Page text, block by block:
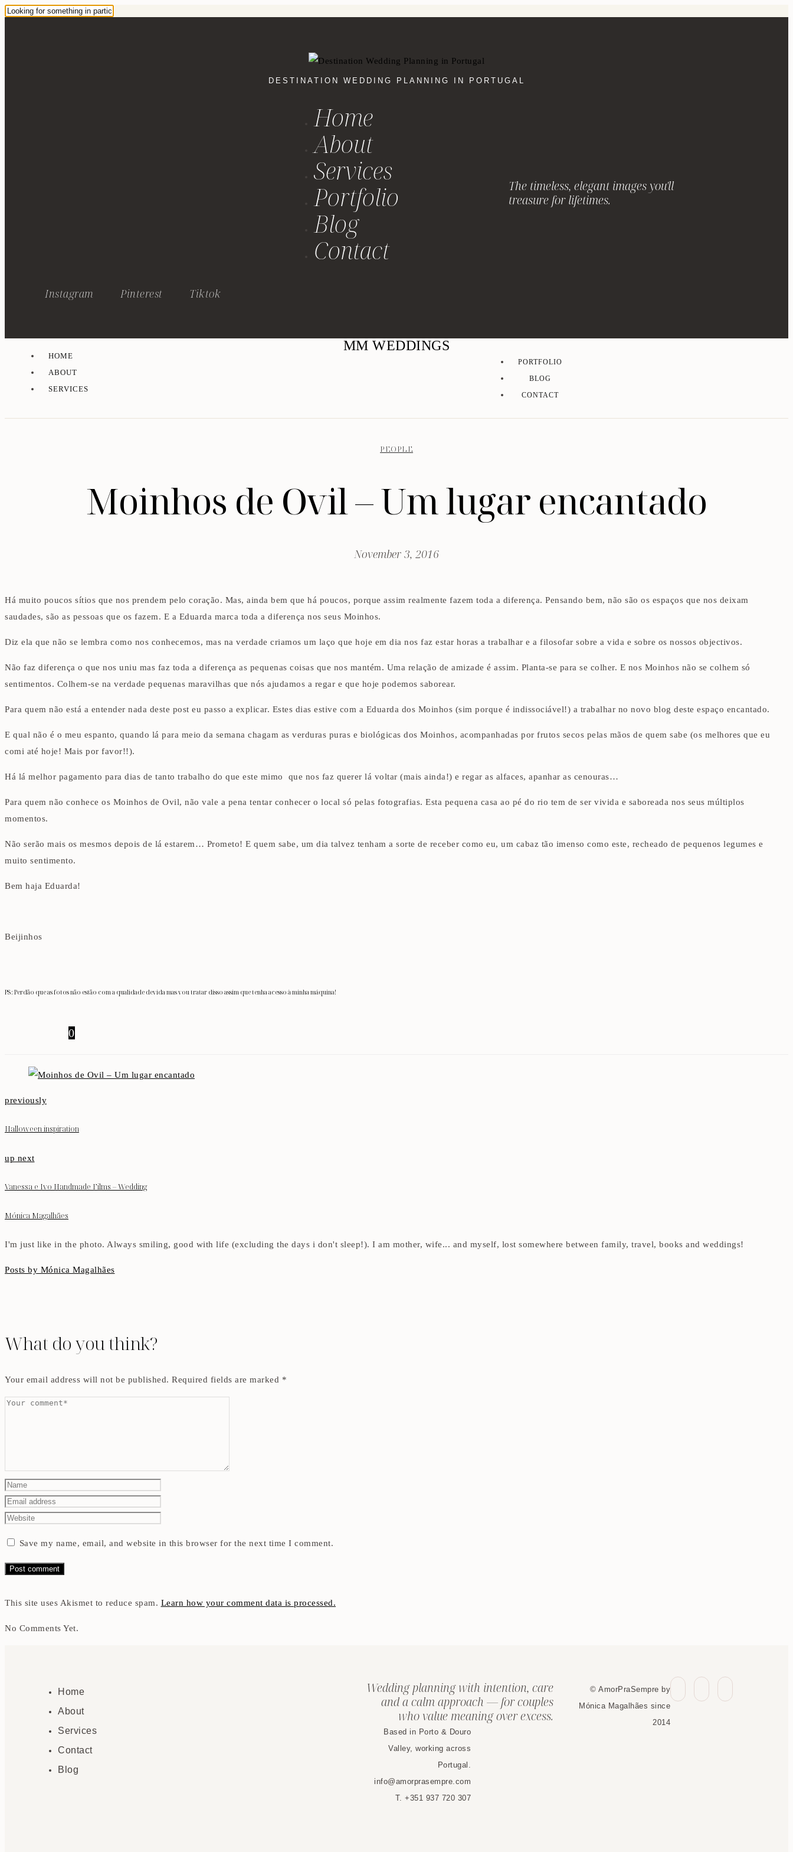
DESTINATION WEDDING PLANNING IN PORTUGAL
Home
About
Services
Portfolio
Blog
Contact
The timeless, elegant images you'll
treasure for lifetimes.
Instagram Pinterest Tiktok
HOME
ABOUT
SERVICES
MM WEDDINGS
PORTFOLIO
BLOG
CONTACT
PEOPLE
Moinhos de Ovil – Um lugar encantado
November 3, 2016
Há muito poucos sítios que nos prendem pelo coração. Mas, ainda bem que há poucos, porque assim realmente fazem toda a diferença. Pensando bem, não são os espaços que nos deixam
saudades, são as pessoas que os fazem. E a Eduarda marca toda a diferença nos seus Moinhos.
Diz ela que não se lembra como nos conhecemos, mas na verdade criamos um laço que hoje em dia nos faz estar horas a trabalhar e a filosofar sobre a vida e sobre os nossos objectivos.
Não faz diferença o que nos uniu mas faz toda a diferença as pequenas coisas que nos mantém. Uma relação de amizade é assim. Planta-se para se colher. E nos Moinhos não se colhem só
sentimentos. Colhem-se na verdade pequenas maravilhas que nós ajudamos a regar e que hoje podemos saborear.
Para quem não está a entender nada deste post eu passo a explicar. Estes dias estive com a Eduarda dos Moinhos (sim porque é indissociável!) a trabalhar no novo blog deste espaço encantado.
E qual não é o meu espanto, quando lá para meio da semana chagam as verduras puras e biológicas dos Moinhos, acompanhadas por frutos secos pelas mãos de quem sabe (os melhores que eu
comi até hoje! Mais por favor!!).
Há lá melhor pagamento para dias de tanto trabalho do que este mimo que nos faz querer lá voltar (mais ainda!) e regar as alfaces, apanhar as cenouras…
Para quem não conhece os Moinhos de Ovil, não vale a pena tentar conhecer o local só pelas fotografias. Esta pequena casa ao pé do rio tem de ser vivida e saboreada nos seus múltiplos
momentos.
Não serão mais os mesmos depois de lá estarem… Prometo! E quem sabe, um dia talvez tenham a sorte de receber como eu, um cabaz tão imenso como este, recheado de pequenos legumes e
muito sentimento.
Bem haja Eduarda!
Beijinhos
PS: Perdão que as fotos não estão com a qualidade devida mas vou tratar disso assim que tenha acesso à minha máquina!
0
previously
Halloween inspiration
up next
Vanessa e Ivo Handmade Films – Wedding
Mónica Magalhães
I'm just like in the photo. Always smiling, good with life (excluding the days i don't sleep!). I am mother, wife... and myself, lost somewhere between family, travel, books and weddings!
Posts by Mónica Magalhães
What do you think?
Your email address will not be published. Required fields are marked *
Save my name, email, and website in this browser for the next time I comment.
This site uses Akismet to reduce spam. Learn how your comment data is processed.
No Comments Yet.
Home
About
Services
Contact
Blog
Wedding planning with intention, care
and a calm approach — for couples
who value meaning over excess.
Based in Porto & Douro
Valley, working across
Portugal.
info@amorprasempre.com
T. +351 937 720 307
© AmorPraSempre by
Mónica Magalhães since
2014